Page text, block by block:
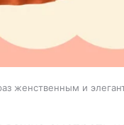
женственным и